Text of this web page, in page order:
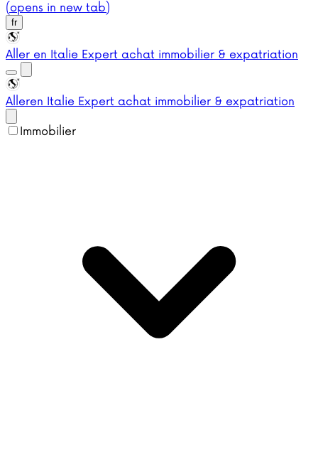
(opens in new tab)
fr
Aller en Italie Expert achat immobilier & expatriation
Alleren Italie Expert achat immobilier & expatriation
Immobilier